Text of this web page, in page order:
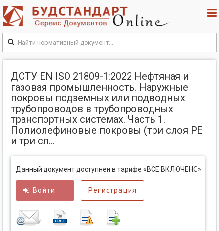
ДСТУ EN ISO 21809-1:2022 Нефтяная и
газовая промышленность. Наружные
покровы подземных или подводных
трубопроводов в трубопроводных
транспортных системах. Часть 1.
Полиолефиновые покровы (три слоя PE
и три сл...
Данный документ доступнен в тарифе «ВСЕ ВКЛЮЧЕНО»
Войти Регистрация